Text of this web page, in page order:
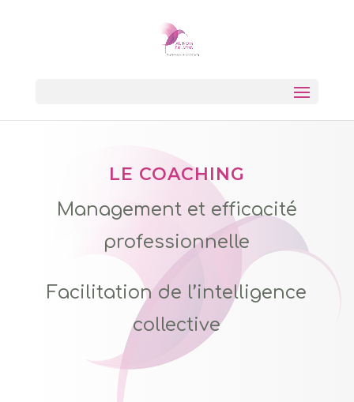
LE COACHING
Management et efficacité
professionnelle
Facilitation de l’intelligence
collective